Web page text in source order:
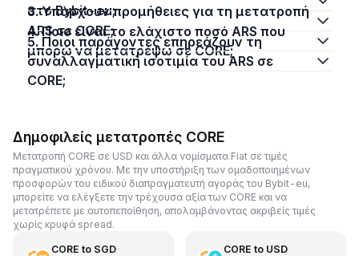
στο Bybit-eu;
3. Υπάρχουν προμήθειες για τη μετατροπή
ARS σε CORE;
4. Ποιο είναι το ελάχιστο ποσό ARS που
μπορώ να μετατρέψω σε CORE;
5. Ποιοι παράγοντες επηρεάζουν τη
συναλλαγματική ισοτιμία του ARS σε
CORE;
Δημοφιλείς μετατροπές CORE
Μετατροπή CORE σε USD και άλλα νομίσματα Fiat σε τιμές
πραγματικού χρόνου. Με την υποστήριξη των ομαδοποιημένων
προσφορών του ειδικού διαπραγματευτή αγοράς του Bybit-eu,
μπορείτε να ελέγξετε την τρέχουσα αξία των CORE και να
μετατρέπετε με αυτοπεποίθηση, απολαμβάνοντας ακριβείς τιμές
χωρίς κρυφά spread.
CORE to SGD CORE to USD